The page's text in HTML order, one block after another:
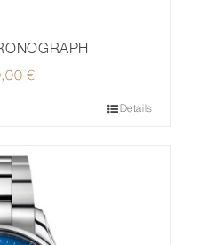
€
Details